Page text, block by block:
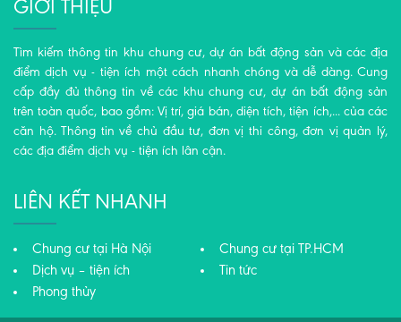
GIỚI THIỆU
Tìm kiếm thông tin khu chung cư, dự án bất động sản và các địa
điểm dịch vụ - tiện ích một cách nhanh chóng và dễ dàng. Cung
cấp đầy đủ thông tin về các khu chung cư, dự án bất động sản
trên toàn quốc, bao gồm: Vị trí, giá bán, diện tích, tiện ích,... của các
căn hộ. Thông tin về chủ đầu tư, đơn vị thi công, đơn vị quản lý,
các địa điểm dịch vụ - tiện ích lân cận.
LIÊN KẾT NHANH
Chung cư tại Hà Nội
Chung cư tại TP.HCM
Dịch vụ – tiện ích
Tin tức
Phong thủy